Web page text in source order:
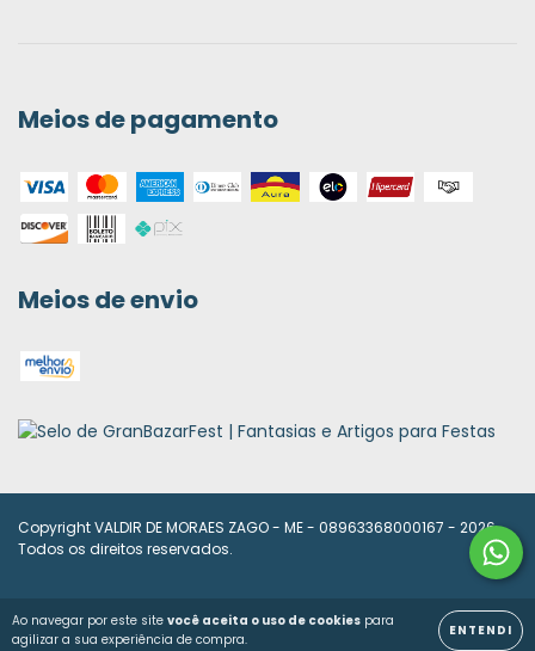
Ao navegar por este site você aceita o uso de cookies para
agilizar a sua experiência de compra.
ENTENDI
Meios de pagamento
Meios de envio
Copyright VALDIR DE MORAES ZAGO - ME - 08963368000167 - 2026.
Todos os direitos reservados.